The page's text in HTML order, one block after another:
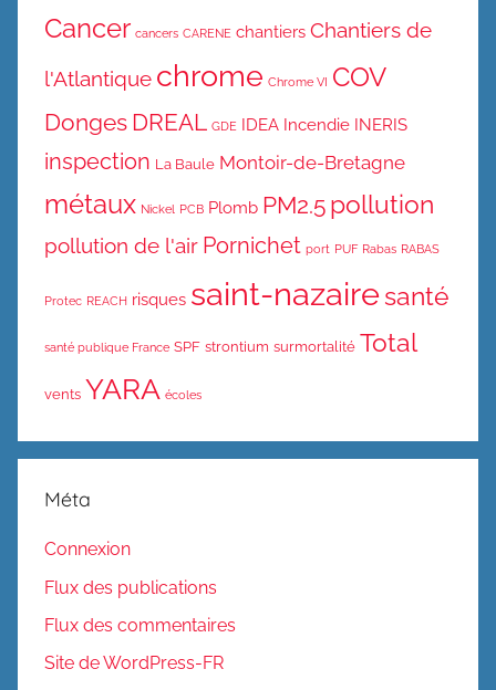
Cancer cancers CARENE chantiers Chantiers de
l'Atlantique chrome Chrome VI COV
Donges DREAL GDE IDEA Incendie INERIS
inspection La Baule Montoir-de-Bretagne
métaux Nickel PCB Plomb PM2.5 pollution
pollution de l'air Pornichet port PUF Rabas RABAS
Protec REACH risques saint-nazairesanté
santé publique France SPF strontium surmortalité Total
vents YARA écoles
Méta
Connexion
Flux des publications
Flux des commentaires
Site de WordPress-FR